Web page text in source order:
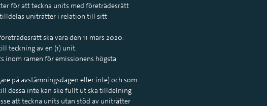
för att teckna units med företrädesrätt
tilldelas uniträtter i relation till sitt
ska vara den 11 mars 2020.
teckning av en (1) unit.
inom ramen för emissionens högsta
på avstämningsdagen eller inte) och som
dessa inte kan ske fullt ut ska tilldelning
att teckna units utan stöd av uniträtter